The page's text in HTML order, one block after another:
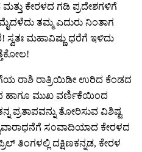
ಕೇರಳದ ಗಡಿ ಪ್ರದೇಶಗಳಿಗೆ
ತಮ್ಮ ಎದುರು ನಿಂತಾಗ
ಸ್ವತಃ ಮಹಾವಿಷ್ಣು ಧರೆಗೆ ಇಳಿದು
ರಾಶಿ ರಾತ್ರಿಯಿಡೀ ಉರಿದ ಕೆಂಡದ
ಹಾಗೂ ಮುಖ ವರ್ಣಿಕೆಯಿಂದ
ಪ್ರತಾಪವನ್ನು ತೋರಿಸುವ ವಿಶಿಷ್ಟ
ಸಂವಾದಿಯಾದ ಕೇರಳದ
ತಿಂಗಳಲ್ಲಿ ದಕ್ಷಿಣಕನ್ನಡ, ಕೇರಳ